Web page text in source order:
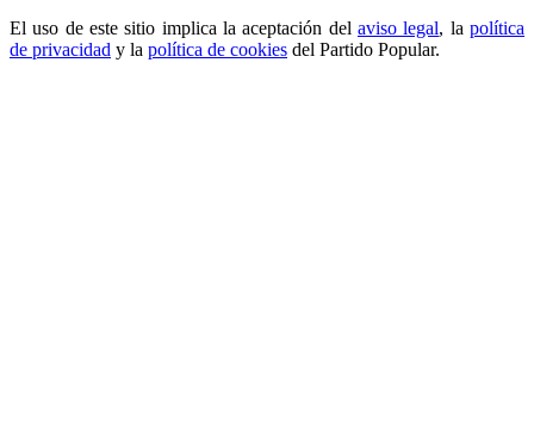
El uso de este sitio implica la aceptación del aviso legal, lapolítica
de privacidad y la política de cookies del Partido Popular.